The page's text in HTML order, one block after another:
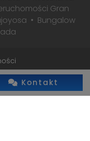
Gran
Bungalow
Kontakt